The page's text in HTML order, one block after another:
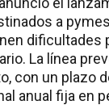
a
dificultades
La línea
con un plazo
anual fija en